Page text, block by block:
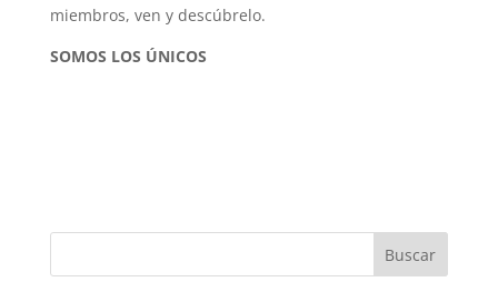
miembros, ven y descúbrelo.
SOMOS LOS ÚNICOS